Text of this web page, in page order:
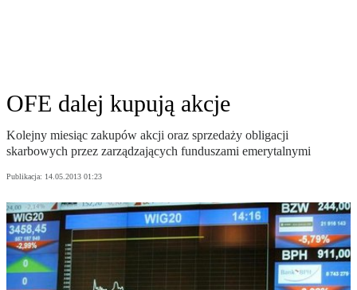
OFE dalej kupują akcje
Kolejny miesiąc zakupów akcji oraz sprzedaży obligacji
skarbowych przez zarządzających funduszami emerytalnymi
Publikacja: 14.05.2013 01:23